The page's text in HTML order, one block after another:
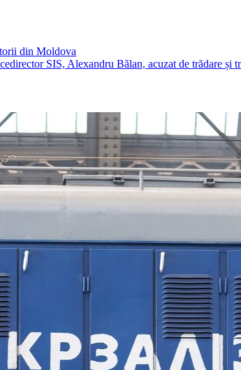
din Moldova
SIS, Alexandru Bălan, acuzat de trădare și